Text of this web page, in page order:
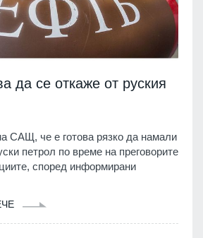
да се откаже от руския
САЩ, че е готова рязко да намали
петрол по време на преговорите
според информирани